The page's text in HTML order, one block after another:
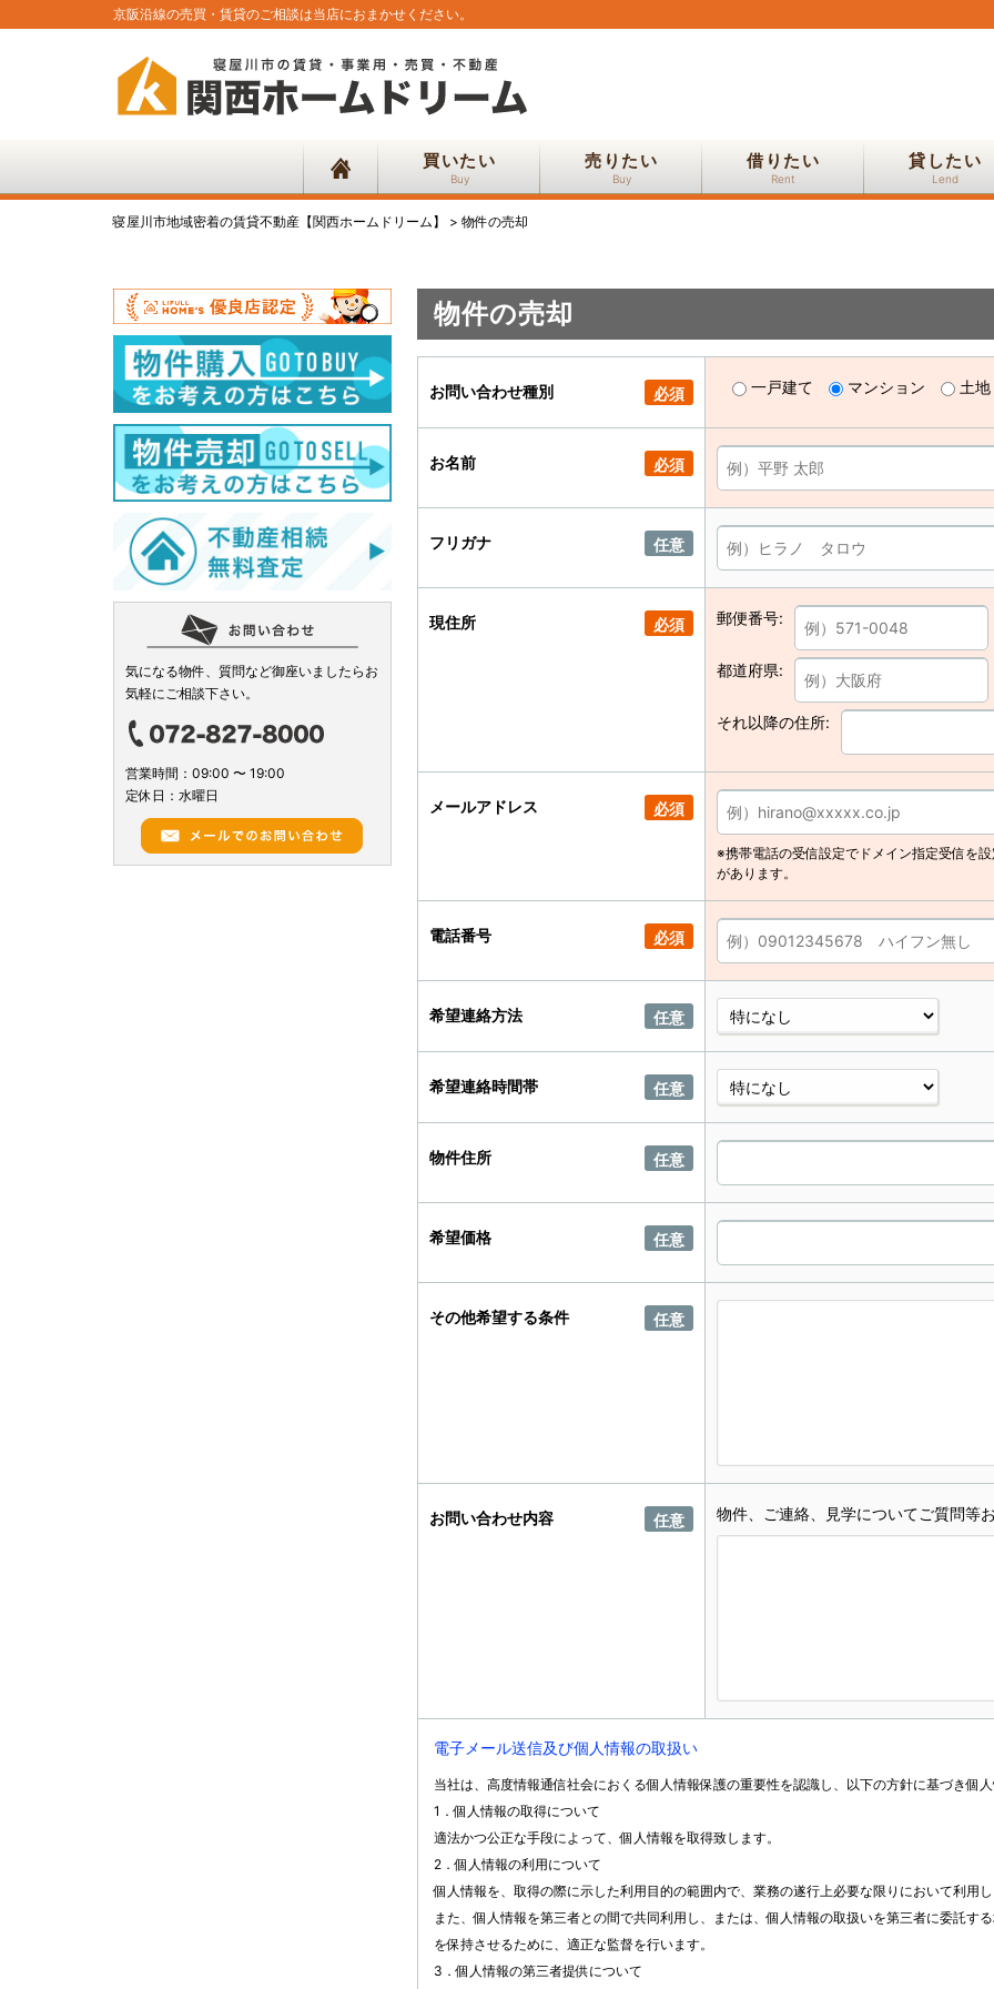
京阪沿線の売買・賃貸のご相談は当店におまかせください。
買いたい
Buy
売りたい
Buy
借りたい
Rent
貸したい
Lend
寝屋川市地域密着の賃貸不動産【関西ホームドリーム】 > 物件の売却
気になる物件、質問など御座いましたらお
気軽にご相談下さい。
営業時間：09:00 〜 19:00
定休日：水曜日
物件の売却
お問い合わせ種別 必須 一戸建て マンション 土地
お名前 必須
フリガナ 任意
現住所 必須 郵便番号:
都道府県:
それ以降の住所:
メールアドレス 必須
※携帯電話の受信設定でドメイン指定受信を
があります。
電話番号 必須
希望連絡方法 任意
希望連絡時間帯 任意
物件住所 任意
希望価格 任意
その他希望する条件 任意
お問い合わせ内容 任意 物件、ご連絡、見学についてご質問等
電子メール送信及び個人情報の取扱い
当社は、高度情報通信社会におくる個人情報保護の重要性を認識し、以下の方針に基づき個
1．個人情報の取得について
適法かつ公正な手段によって、個人情報を取得致します。
2．個人情報の利用について
個人情報を、取得の際に示した利用目的の範囲内で、業務の遂行上必要な限りにおいて利用
また、個人情報を第三者との間で共同利用し、または、個人情報の取扱いを第三者に委託す
を保持させるために、適正な監督を行います。
3．個人情報の第三者提供について